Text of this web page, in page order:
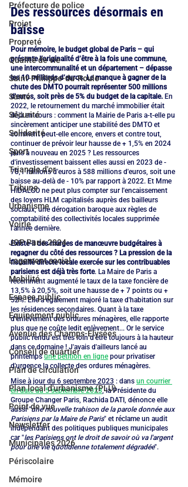
Préfecture de police
Projet
Propreté
Qualité de vie
Saint-Philippe-du-Roule
Santé
Sécurité
Solidarité
Sport
Triangle d'or
Tribune
Urbanisme
Voirie
JOP Paris 2024
Logement social
Mobilité
Espace public
Equipement public
Avenue des Champs-Elysées
Conseil de quartier
Plan de circulation
Plan local d'urbanisme (PLU)
Point de vue
Newsletter
Municipales 2026
Périscolaire
Mémoire
Des ressources désormais en
baisse
Pour mémoire, le budget global de Paris – qui
présente l’originalité d’être à la fois une commune,
une intercommunalité et un département – dépasse
les 10 milliards d’euros. Le manque à gagner de la
chute des DMTO pourrait représenter 500 millions
d'euros, soit près de 5% du budget de la capitale. En
2022, le retournement du marché immobilier était
déjà en cours : comment la Mairie de Paris a-t-elle pu
sincèrement anticiper une stabilité des DMTO et
comment peut-elle encore, envers et contre tout,
continuer de prévoir leur hausse de + 1,5% en 2024
puis à nouveau en 2025 ? Les ressources
d'investissement baissent elles aussi en 2023 de -
78,1 millions d'euros à 588 millions d'euros, soit une
baisse au-delà de - 10% par rapport à 2022. Et Mme
HIDALGO ne peut plus compter sur l'encaissement
des loyers HLM capitalisés auprès des bailleurs
sociaux, une dérogation baroque aux règles de
comptabilité des collectivités locales supprimée
l'année dernière.
Existe-il des marges de manœuvre budgétaires à
regagner du côté des ressources ? La pression de la
fiscalité directe locale exercée sur les contribuables
parisiens est déjà très forte. La Maire de Paris a
récemment augmenté le taux de la taxe foncière de
13,5% à 20,5%, soit une hausse de + 7 points ou +
52%. Elle a également majoré la taxe d'habitation sur
les résidences secondaires. Quant à la taxe
d'enlèvement des ordures ménagères, elle rapporte
plus que ne coûte ledit enlèvement... Or le service
public rendu est très loin d'être toujours à la hauteur
dans ce domaine ! J'avais d'ailleurs lancé au
printemps une pétition en ligne pour privatiser
d'urgence la collecte des ordures ménagères.
Mise à jour du 6 septembre 2023 : dans un courrier
en date du 5 septembre 2023, la Présidente du
Groupe Changer Paris, Rachida DATI, dénonce elle
aussi "une nouvelle trahison de la parole donnée aux
Parisiens par la Maire de Paris" et réclame un audit
indépendant des politiques publiques municipales
car "les Parisiens ont le droit de savoir où va l'argent
pour une vie quotidienne totalement dégradée".